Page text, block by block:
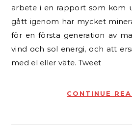
arbete i en rapport som kom
gått igenom har mycket
för en första generation av
vind och sol energi, och att
med el eller väte. Tweet
CONTINUE